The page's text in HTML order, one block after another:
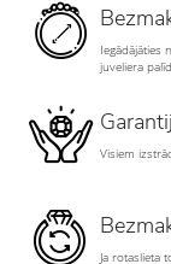
Iegādājāties
juveliera
Visiem
Ja rotaslieta